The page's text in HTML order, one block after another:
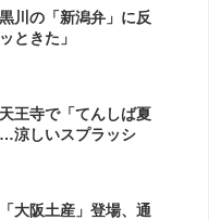
川の「新潟弁」に反
ときた」
王寺で「てんしば夏
涼しいスプラッシ
大阪土産」登場、通